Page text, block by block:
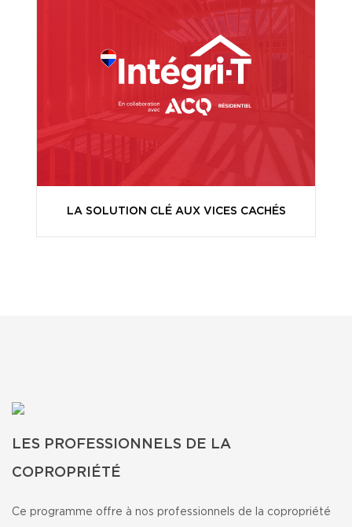
LA SOLUTION CLÉ AUX VICES CACHÉS
LES PROFESSIONNELS DE LA
COPROPRIÉTÉ
Ce programme offre à nos professionnels de la copropriété